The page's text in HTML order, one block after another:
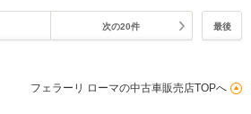
次の20件 最後
フェラーリ ローマの中古車販売店TOPへ